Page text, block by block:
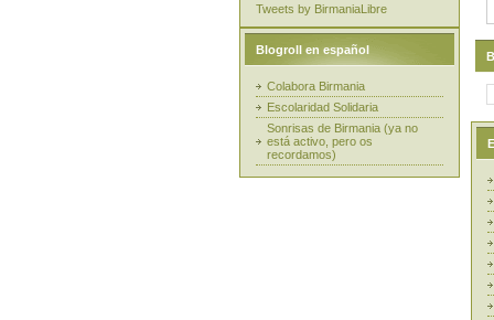
Tweets by BirmaniaLibre
Blogroll en español
Colabora Birmania
Escolaridad Solidaria
Sonrisas de Birmania (ya no
está activo, pero os
recordamos)